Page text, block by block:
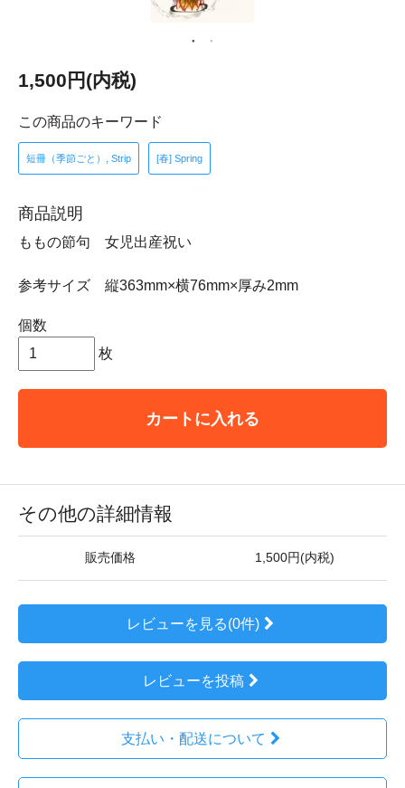
1,500円(内税)
この商品のキーワード
短冊（季節ごと）, Strip [春] Spring
商品説明
ももの節句 女児出産祝い
参考サイズ 縦363mm×横76mm×厚み2mm
個数
枚
カートに入れる
その他の詳細情報
販売価格 1,500円(内税)
レビューを見る(0件)
レビューを投稿
支払い・配送について